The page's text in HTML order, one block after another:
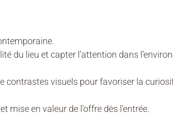
du lieu et capter l’attention dans
contrastes visuels pour favoriser la
en valeur de l’offre dès l’entrée.